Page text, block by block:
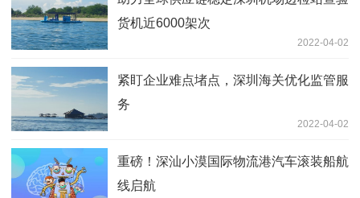
货机近6000架次
2022-04-02
紧盯企业难点堵点，深圳海关优化监管服
务
2022-04-02
重磅！深汕小漠国际物流港汽车滚装船航
线启航